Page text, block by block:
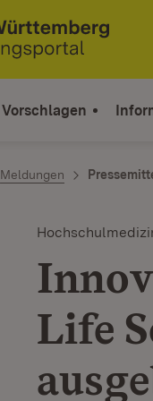
Vorschlagen
Meldungen
Life